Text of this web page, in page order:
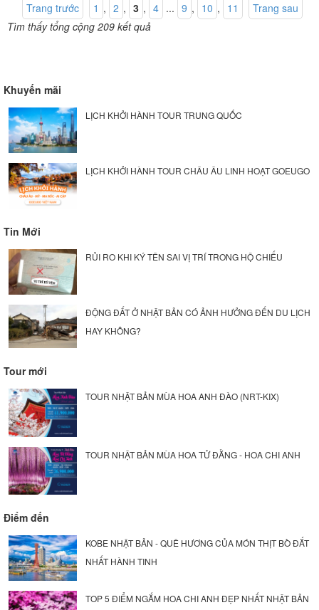
Trang trước 1 , 2 , 3 , 4 ... 9 , 10 , 11
Trang sau
Tìm thấy tổng cộng 209 kết quả
Khuyến mãi
LỊCH KHỞI HÀNH TOUR TRUNG QUỐC
LỊCH KHỞI HÀNH TOUR CHÂU ÂU LINH HOẠT GOEUGO
Tin Mới
RỦI RO KHI KÝ TÊN SAI VỊ TRÍ TRONG HỘ CHIẾU
ĐỘNG ĐẤT Ở NHẬT BẢN CÓ ẢNH HƯỞNG ĐẾN DU LỊCH
HAY KHÔNG?
Tour mới
TOUR NHẬT BẢN MÙA HOA ANH ĐÀO (NRT-KIX)
TOUR NHẬT BẢN MÙA HOA TỬ ĐẰNG - HOA CHI ANH
Điểm đến
KOBE NHẬT BẢN - QUÊ HƯƠNG CỦA MÓN THỊT BÒ ĐẮT
NHẤT HÀNH TINH
TOP 5 ĐIỂM NGẮM HOA CHI ANH ĐẸP NHẤT NHẬT BẢN